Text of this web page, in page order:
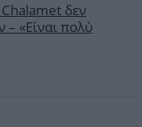
δεν
– «Είναι πολύ